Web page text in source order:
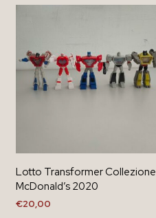
Lotto Transformer Collezione
McDonald’s 2020
€20,00